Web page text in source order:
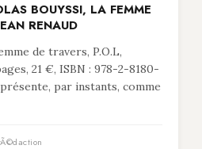
BOUYSSI, LA FEMME
RENAUD
de travers, P.O.L,
21 €, ISBN : 978-2-8180-
par instants, comme